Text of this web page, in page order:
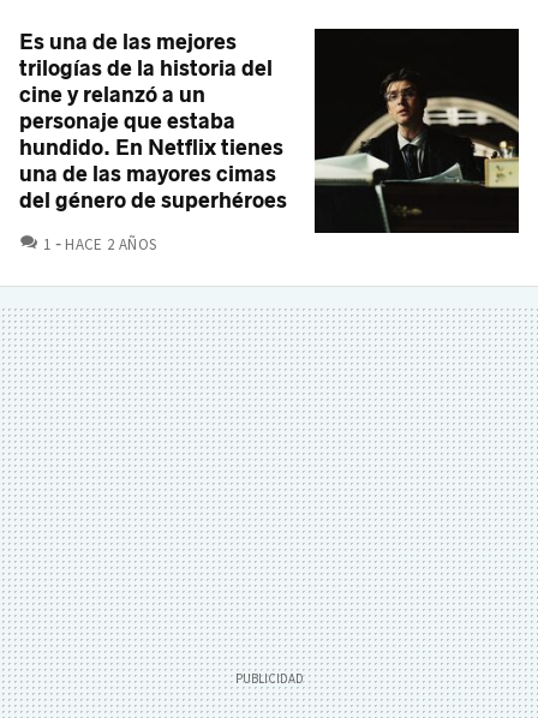
Es una de las mejores
trilogías de la historia del
cine y relanzó a un
personaje que estaba
hundido. En Netflix tienes
una de las mayores cimas
del género de superhéroes
1 COMENTARIOS
HACE 2 AÑOS